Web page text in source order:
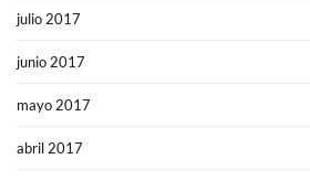
julio 2017
junio 2017
mayo 2017
abril 2017